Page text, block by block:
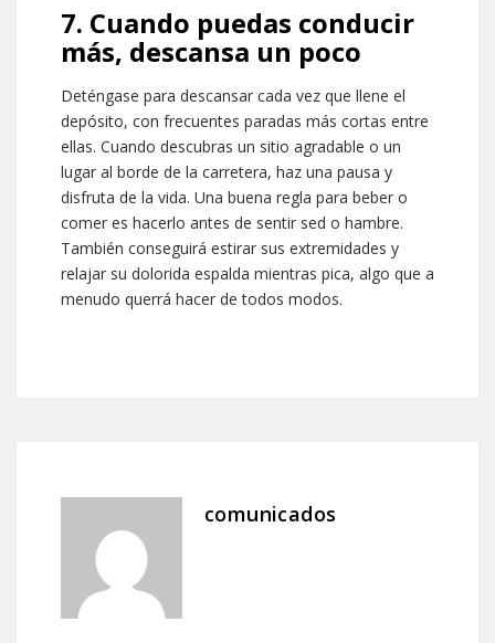
7. Cuando puedas conducir
más, descansa un poco
Deténgase para descansar cada vez que llene el
depósito, con frecuentes paradas más cortas entre
ellas. Cuando descubras un sitio agradable o un
lugar al borde de la carretera, haz una pausa y
disfruta de la vida. Una buena regla para beber o
comer es hacerlo antes de sentir sed o hambre.
También conseguirá estirar sus extremidades y
relajar su dolorida espalda mientras pica, algo que a
menudo querrá hacer de todos modos.
comunicados